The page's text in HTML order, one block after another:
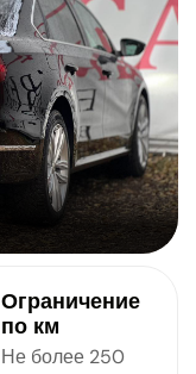
Ограничение
по км
Не более 250